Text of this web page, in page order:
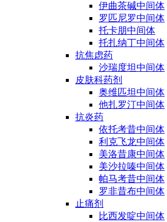
伊曲茶碱中间体
罗匹尼罗中间体
托卡朋中间体
托扎纳丁中间体
抗焦虑药
沙瑞度坦中间体
皮肤科药剂
奥维匹坦中间体
他扎罗汀中间体
抗炎药
依托考昔中间体
利克飞龙中间体
美洛昔康中间体
美沙拉嗪中间体
帕马考昔中间体
罗非昔布中间体
止痛剂
比西发啶中间体